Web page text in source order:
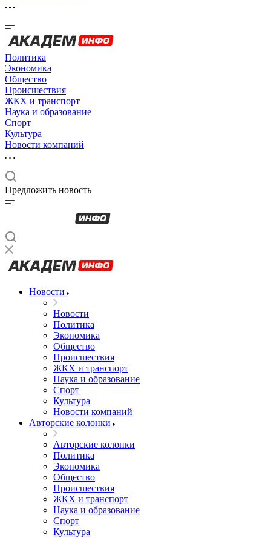
Политика
Экономика
Общество
Происшествия
ЖКХ и транспорт
Наука и образование
Спорт
Культура
Новости компаний
Предложить новость
Новости
Новости
Политика
Экономика
Общество
Происшествия
ЖКХ и транспорт
Наука и образование
Спорт
Культура
Новости компаний
Авторские колонки
Авторские колонки
Политика
Экономика
Общество
Происшествия
ЖКХ и транспорт
Наука и образование
Спорт
Культура